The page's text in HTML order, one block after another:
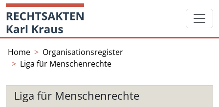
Skip
content
Startseite
Home
Organisationsregister
Liga für Menschenrechte
Liga für Menschenrechte